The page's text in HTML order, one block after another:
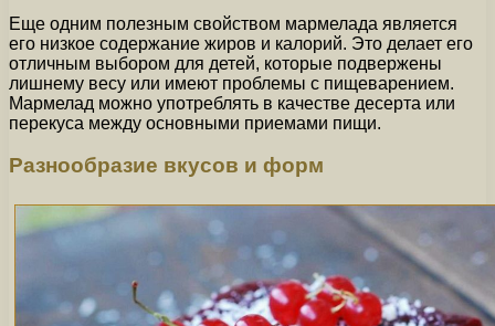
Еще одним полезным свойством мармелада является
его низкое содержание жиров и калорий. Это делает его
отличным выбором для детей, которые подвержены
лишнему весу или имеют проблемы с пищеварением.
Мармелад можно употреблять в качестве десерта или
перекуса между основными приемами пищи.
Разнообразие вкусов и форм